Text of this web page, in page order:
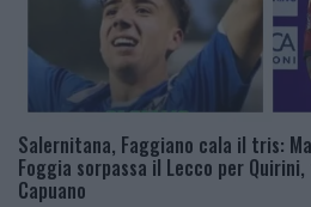
Salernitana, Faggiano cala il tris:
Foggia sorpassa il Lecco per
Capuano